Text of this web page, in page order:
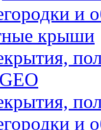
и
крыши
и